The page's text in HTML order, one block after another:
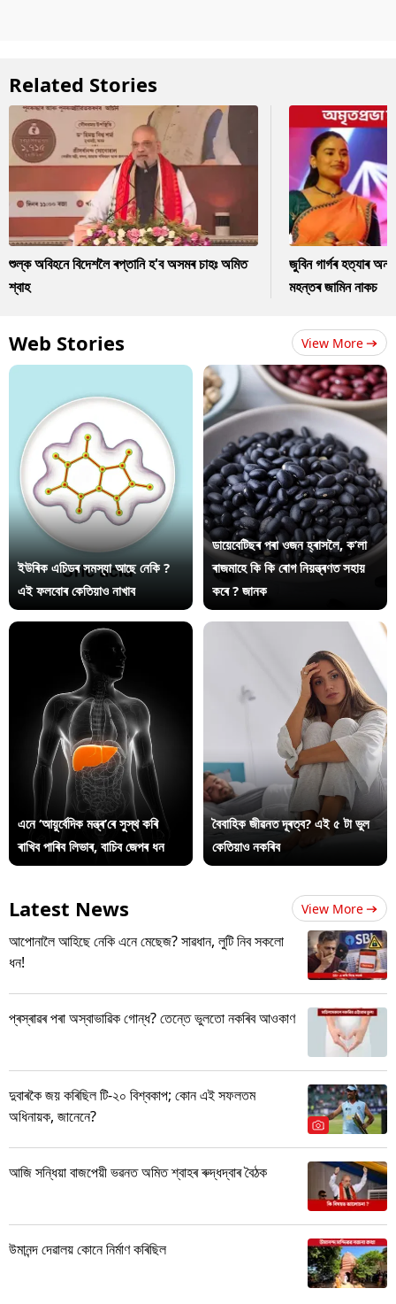
Related Stories
শুল্ক অবিহনে বিদেশলৈ ৰপ্তানি হ'ব অসমৰ চাহঃ অমিত
শ্বাহ
জুবিন গাৰ্গৰ হত্যাৰ
মহন্তৰ জামিন নাকচ
Web Stories View More
ইউৰিক এচিডৰ সমস্যা আছে নেকি ?
এই ফলবোৰ কেতিয়াও নাখাব
ডায়েবেটিছৰ পৰা ওজন হ্ৰাসলৈ, ক’লা
ৰাজমাহে কি কি ৰোগ নিয়ন্ত্ৰণত সহায়
কৰে ? জানক
এনে ‘আয়ুৰ্বেদিক মন্ত্ৰ’ৰে সুস্থ কৰি
ৰাখিব পাৰিব লিভাৰ, বাচিব জেপৰ ধন
বৈবাহিক জীৱনত দূৰত্ব? এই ৫ টা ভুল
কেতিয়াও নকৰিব
Latest News View More
আপোনালৈ আহিছে নেকি এনে মেছেজ? সাৱধান, লুটি নিব সকলো
ধন!
প্ৰস্ৰাৱৰ পৰা অস্বাভাৱিক গোন্ধ? তেন্তে ভুলতো নকৰিব আওকাণ
দুবাৰকৈ জয় কৰিছিল টি-২০ বিশ্বকাপ; কোন এই সফলতম
অধিনায়ক, জানেনে?
আজি সন্ধিয়া বাজপেয়ী ভৱনত অমিত শ্বাহৰ ৰুদ্ধদ্বাৰ বৈঠক
উমানন্দ দেৱালয় কোনে নিৰ্মাণ কৰিছিল